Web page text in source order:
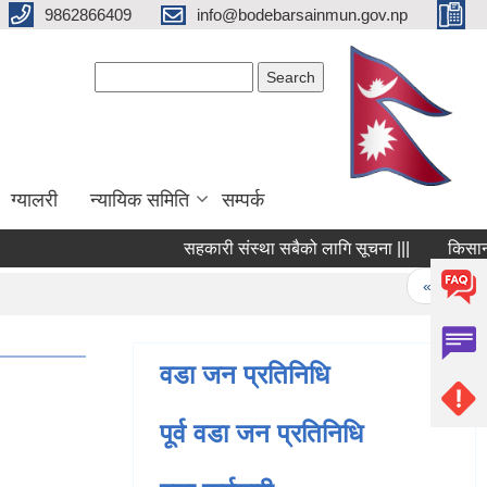
9862866409 info@bodebarsainmun.gov.np
ग्यालरी न्यायिक समिति सम्पर्क
सहकारी संस्था सबैको लागि सूचना ||| किसान
« first
वडा जन प्रतिनिधि
पूर्व वडा जन प्रतिनिधि